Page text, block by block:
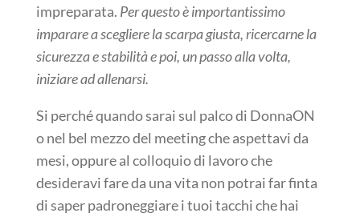
impreparata. Per questo è importantissimo
imparare a scegliere la scarpa giusta, ricercarne la
sicurezza e stabilità e poi, un passo alla volta,
iniziare ad allenarsi.
Si perché quando sarai sul palco di DonnaON
o nel bel mezzo del meeting che aspettavi da
mesi, oppure al colloquio di lavoro che
desideravi fare da una vita non potrai far finta
di saper padroneggiare i tuoi tacchi che hai